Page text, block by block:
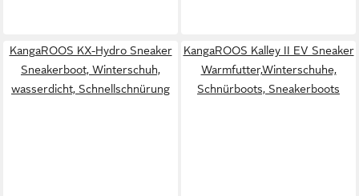
KangaROOS KX-Hydro Sneaker
Sneakerboot, Winterschuh,
wasserdicht, Schnellschnürung
KangaROOS Kalley II EV Sneaker
Warmfutter,Winterschuhe,
Schnürboots, Sneakerboots